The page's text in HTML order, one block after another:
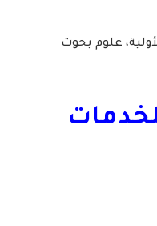
علوم بحوث